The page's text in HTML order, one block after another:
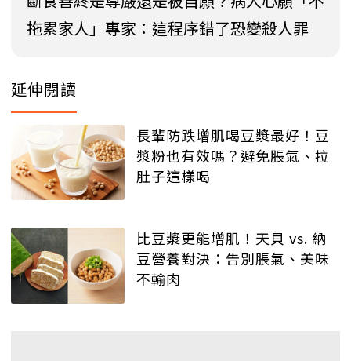
拖累家人」專家：這程序錯了恐變殺人罪
延伸閱讀
長輩防跌增肌喝豆漿最好！豆
漿粉也有效嗎？避免脹氣、拉
肚子這樣喝
比豆漿更能增肌！天貝 vs. 納
豆營養對決：告別脹氣、美味
不輸肉